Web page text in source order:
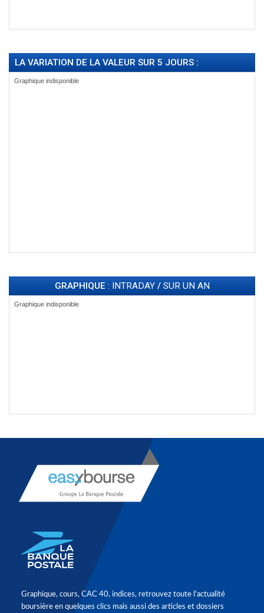
LA VARIATION DE LA VALEUR SUR 5 JOURS :
GRAPHIQUE : INTRADAY/ SUR UN AN
Graphique, cours, CAC 40, indices, retrouvez toute l'actualité
boursière en quelques clics mais aussi des articles et dossiers